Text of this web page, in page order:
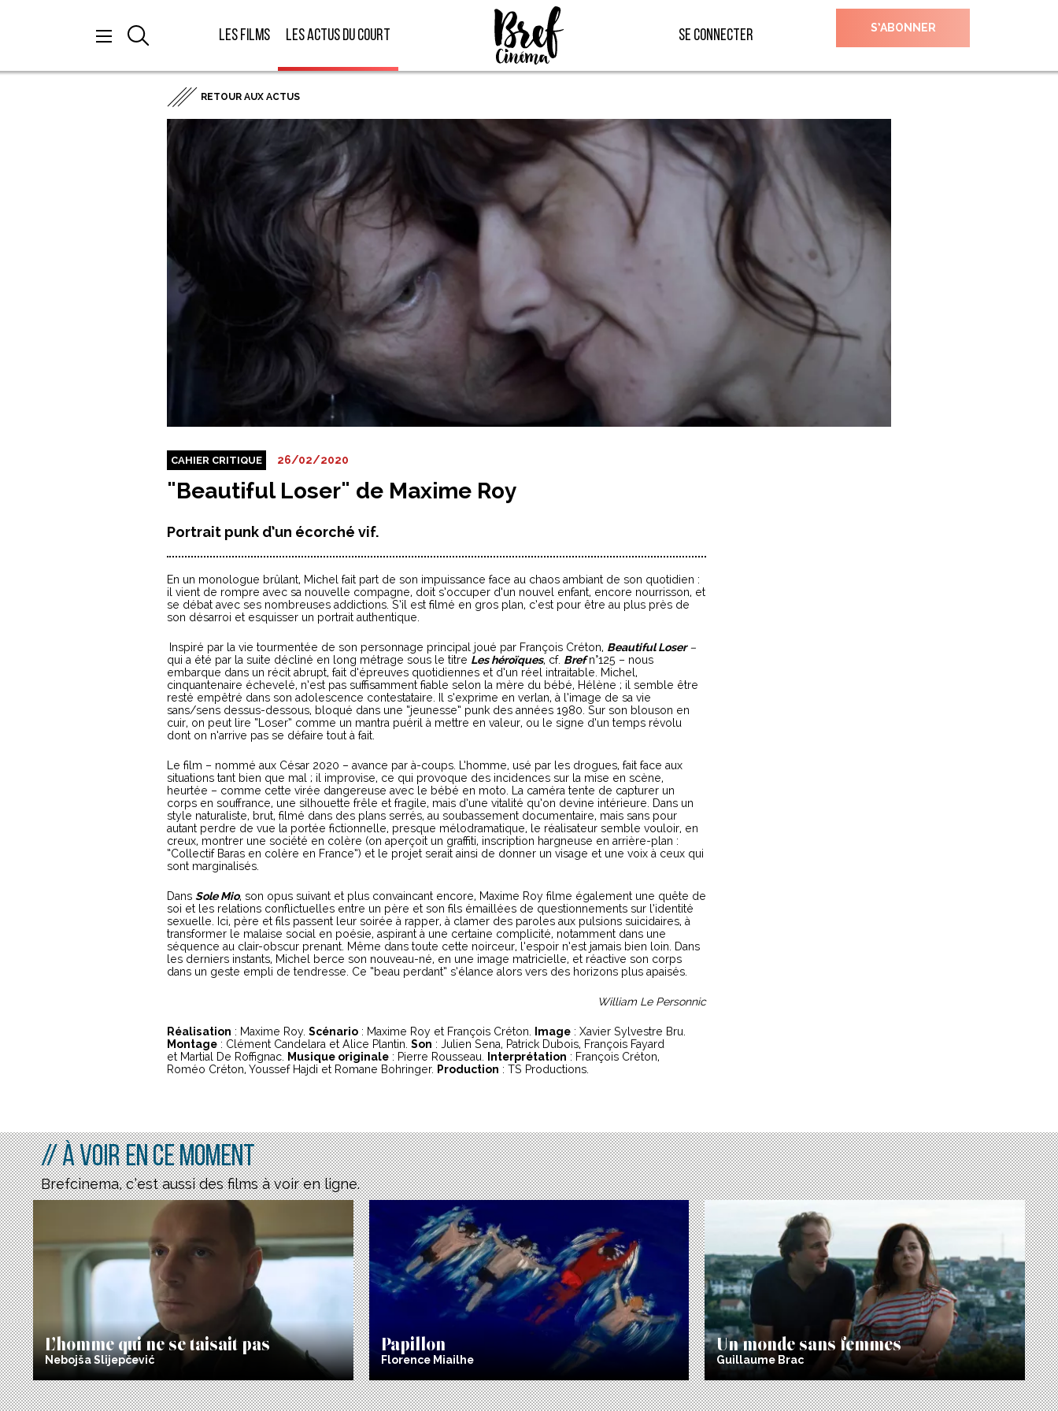
Les films Les actus du court Se connecter S’ABONNER
RETOUR AUX ACTUS
CAHIER CRITIQUE 26/02/2020
"Beautiful Loser" de Maxime Roy
Portrait punk d’un écorché vif.
En un monologue brûlant, Michel fait part de son impuissance face au chaos ambiant de son quotidien :
il vient de rompre avec sa nouvelle compagne, doit s’occuper d’un nouvel enfant, encore nourrisson, et
se débat avec ses nombreuses addictions. S’il est filmé en gros plan, c’est pour être au plus près de
son désarroi et esquisser un portrait authentique.
Inspiré par la vie tourmentée de son personnage principal joué par François Créton, Beautiful Loser–
qui a été par la suite décliné en long métrage sous le titre Les héroïques, cf. Brefn°125 – nous
embarque dans un récit abrupt, fait d’épreuves quotidiennes et d’un réel intraitable. Michel,
cinquantenaire échevelé, n’est pas suffisamment fiable selon la mère du bébé, Hélène ; il semble être
resté empêtré dans son adolescence contestataire. Il s’exprime en verlan, à l’image de sa vie
sans/sens dessus-dessous, bloqué dans une “jeunesse” punk des années 1980. Sur son blouson en
cuir, on peut lire “Loser” comme un mantra puéril à mettre en valeur, ou le signe d’un temps révolu
dont on n’arrive pas se défaire tout à fait.
Le film – nommé aux César 2020 – avance par à-coups. L’homme, usé par les drogues, fait face aux
situations tant bien que mal ; il improvise, ce qui provoque des incidences sur la mise en scène,
heurtée – comme cette virée dangereuse avec le bébé en moto. La caméra tente de capturer un
corps en souffrance, une silhouette frêle et fragile, mais d’une vitalité qu’on devine intérieure. Dans un
style naturaliste, brut, filmé dans des plans serrés, au soubassement documentaire, mais sans pour
autant perdre de vue la portée fictionnelle, presque mélodramatique, le réalisateur semble vouloir, en
creux, montrer une société en colère (on aperçoit un graffiti, inscription hargneuse en arrière-plan :
“Collectif Baras en colère en France”) et le projet serait ainsi de donner un visage et une voix à ceux qui
sont marginalisés.
Dans Sole Mio, son opus suivant et plus convaincant encore, Maxime Roy filme également une quête de
soi et les relations conflictuelles entre un père et son fils émaillées de questionnements sur l’identité
sexuelle. Ici, père et fils passent leur soirée à rapper, à clamer des paroles aux pulsions suicidaires, à
transformer le malaise social en poésie, aspirant à une certaine complicité, notamment dans une
séquence au clair-obscur prenant. Même dans toute cette noirceur, l’espoir n’est jamais bien loin. Dans
les derniers instants, Michel berce son nouveau-né, en une image matricielle, et réactive son corps
dans un geste empli de tendresse. Ce “beau perdant” s’élance alors vers des horizons plus apaisés.
William Le Personnic
Réalisation : Maxime Roy. Scénario : Maxime Roy et François Créton. Image : Xavier Sylvestre Bru.
Montage : Clément Candelara et Alice Plantin. Son : Julien Sena, Patrick Dubois, François Fayard
et Martial De Roffignac. Musique originale : Pierre Rousseau. Interprétation : François Créton,
Roméo Créton, Youssef Hajdi et Romane Bohringer. Production : TS Productions.
// À voir en ce moment
Brefcinema, c’est aussi des films à voir en ligne.
L’homme qui ne se taisait pas
Nebojša Slijepčević
Papillon
Florence Miailhe
Un monde sans femmes
Guillaume Brac